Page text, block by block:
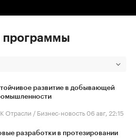
программы
развитие в добывающей
Отрасли / Бизнес-новость 06 авг, 22:15
разработки в протезировании